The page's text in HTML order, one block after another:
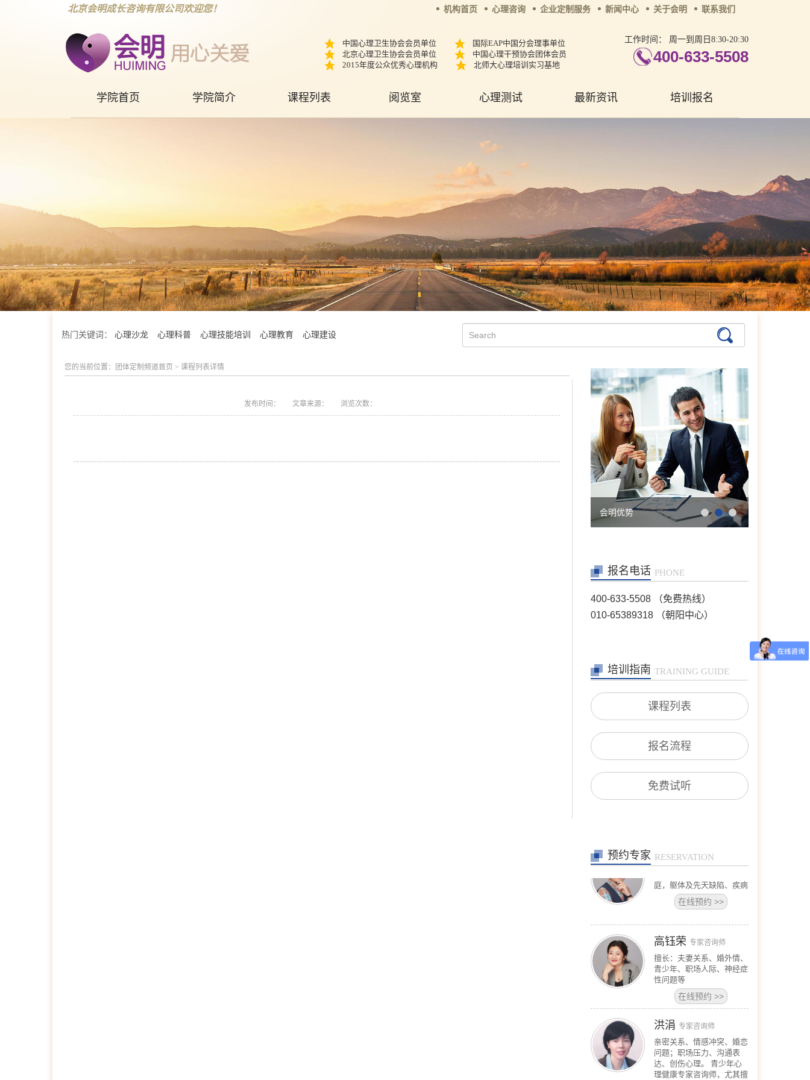
北京会明成长咨询有限公司欢迎您！ 机构首页 心理咨询 企业定制服务 新闻中心 关于会明 联系我们
中国心理卫生协会会员单位
国际EAP中国分会理事单位
北京心理卫生协会会员单位
中国心理干预协会团体会员
2015年度公众优秀心理机构
北师大心理培训实习基地
工作时间： 周一到周日8:30-20:30
400-633-5508
学院首页 学院简介 课程列表 阅览室 心理测试 最新资讯 培训报名
热门关键词： 心理沙龙 心理科普 心理技能培训 心理教育 心理建设
您的当前位置： 团体定制频道首页 > 课程列表详情
发布时间： 文章来源： 浏览次数：
会明优势
报名电话 PHONE
400-633-5508 （免费热线）
010-65389318 （朝阳中心）
培训指南 TRAINING GUIDE
课程列表
报名流程
免费试听
预约专家 RESERVATION
张艳萍首席咨询师
通与亲职教育、恋爱婚姻与
孙月芬首席咨询师
擅长:全面，婚恋、情绪、
躯体化、亲子、个人等
在线预约
张洪 首席咨询师
擅长：亲子、青少年、神经
症、婚恋情感、个人成长等
在线预约 >>
擅长：职场、人际、两性关
系、情感问题等
在线预约
扰、自我冲突、自我发展、
人际关系等)；婚恋家庭(恋
系、婚外情等)；青少年咨
询(亲子沟通、厌学逃学、
叛逆对抗、学业规划等)；
职场咨询(职场压力、人际
沟通、跳
在线预约>>
沈莉首席咨询师
擅长：婚恋情感问题、青少
年问题、 产前产后抑郁、
王宾专家咨询师
庭，躯体及先天缺陷、疾病
在线预约>>
高钰荣 专家咨询师
擅长：夫妻关系、婚外情、
青少年、职场人际、神经症
性问题等
在线预约>>
洪涓 专家咨询师
亲密关系、情感冲突、婚恋
问题；职场压力、沟通表
达、创伤心理。 青少年心
理健康专家咨询师，尤其擅